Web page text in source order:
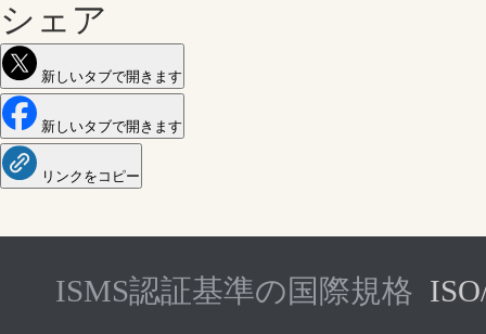
シェア
新しいタブで開きます
新しいタブで開きます
リンクをコピー
ISMS認証基準の国際規格